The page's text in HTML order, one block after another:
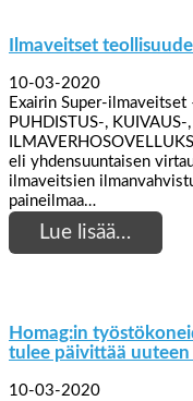
Ilmaveitset
10-03-2020
Exairin Super-
PUHDISTUS-,
eli yhdensuuntaisen
ilmaveitsien
paineilmaa…
Lue lisää…
Homag:in
tulee päivittää uuteen
10-03-2020